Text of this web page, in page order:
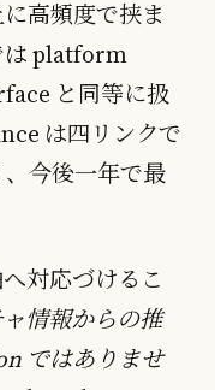
高頻度で挟ま
は platform
と同等に扱
は四リンクで
今後一年で最
対応づけるこ
情報からの推
ではありませ